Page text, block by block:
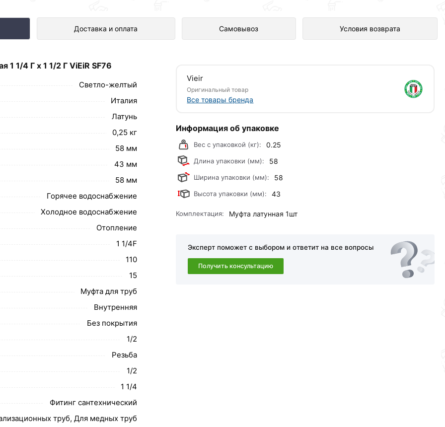
Доставка и оплата Самовывоз Условия возврата
х 1 1/2 Г ViEiR SF76 представлен в интернет-магазине Сантехника
в корзину»или нажмите на кнопку
по контактам указанным на сайте.
1 1/4 Г х 1 1/2 Г ViEiR SF76
с Вами для согласования условий
1 1/4 Г х 1 1/2 Г ViEiR SF76
Светло-желтый
Италия
Латунь
0,25 кг
58 мм
43 мм
58 мм
Горячее водоснабжение
Холодное водоснабжение
Отопление
1 1/4F
110
15
Муфта для труб
Внутренняя
Без покрытия
1/2
Резьба
1/2
1 1/4
Фитинг сантехнический
труб, Для медных труб
Vieir
Оригинальный товар
Все товары бренда
Информация об упаковке
Вес с упаковкой (кг): 0.25
Длина упаковки (мм): 58
Ширина упаковки (мм): 58
Высота упаковки (мм): 43
Комплектация: Муфта латунная 1шт
Эксперт поможет с выбором и ответит на все вопросы
Получить консультацию